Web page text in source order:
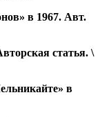
в 1967. Авт.
статья. \
в